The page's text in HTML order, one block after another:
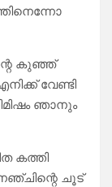
കുഞ്ഞ്
വേണ്ടി
ഞാനും
കത്തി
ചൂട്